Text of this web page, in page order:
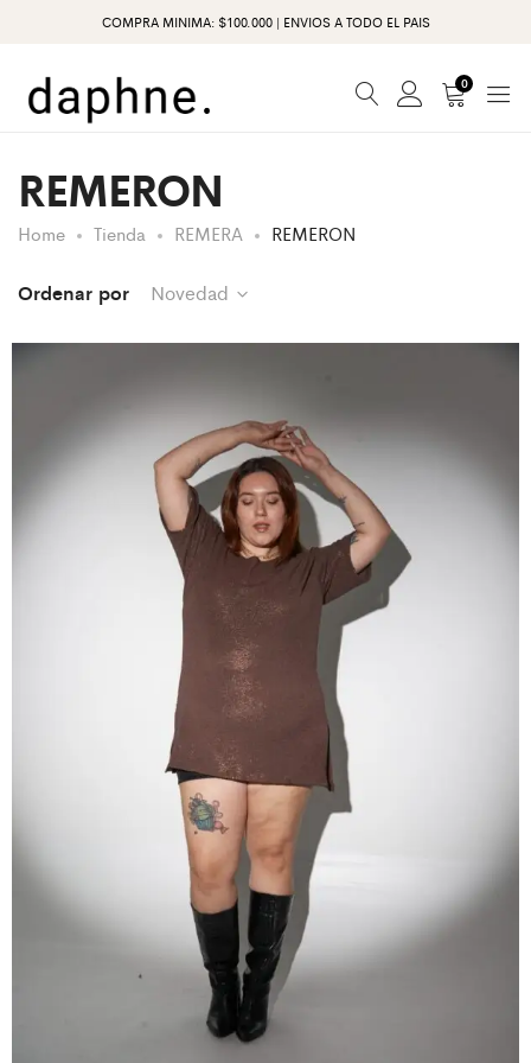
COMPRA MINIMA: $100.000 | ENVIOS A TODO EL PAIS
0
REMERON
Home Tienda REMERA REMERON
Ordenar por Novedad